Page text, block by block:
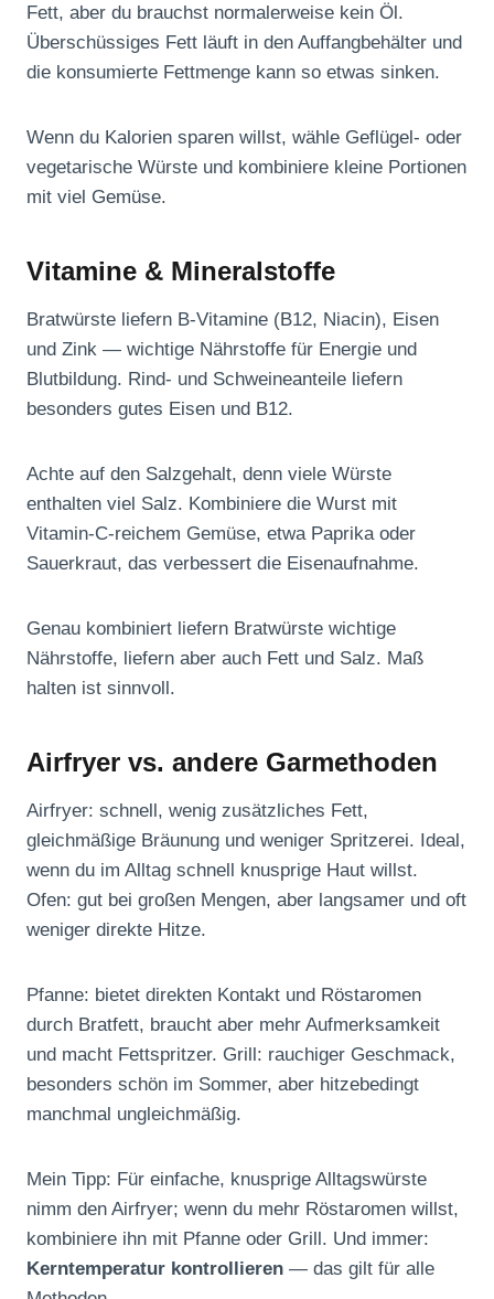
Fett, aber du brauchst normalerweise kein Öl.
Überschüssiges Fett läuft in den Auffangbehälter und
die konsumierte Fettmenge kann so etwas sinken.
Wenn du Kalorien sparen willst, wähle Geflügel- oder
vegetarische Würste und kombiniere kleine Portionen
mit viel Gemüse.
Vitamine & Mineralstoffe
Bratwürste liefern B-Vitamine (B12, Niacin), Eisen
und Zink — wichtige Nährstoffe für Energie und
Blutbildung. Rind- und Schweineanteile liefern
besonders gutes Eisen und B12.
Achte auf den Salzgehalt, denn viele Würste
enthalten viel Salz. Kombiniere die Wurst mit
Vitamin-C-reichem Gemüse, etwa Paprika oder
Sauerkraut, das verbessert die Eisenaufnahme.
Genau kombiniert liefern Bratwürste wichtige
Nährstoffe, liefern aber auch Fett und Salz. Maß
halten ist sinnvoll.
Airfryer vs. andere Garmethoden
Airfryer: schnell, wenig zusätzliches Fett,
gleichmäßige Bräunung und weniger Spritzerei. Ideal,
wenn du im Alltag schnell knusprige Haut willst.
Ofen: gut bei großen Mengen, aber langsamer und oft
weniger direkte Hitze.
Pfanne: bietet direkten Kontakt und Röstaromen
durch Bratfett, braucht aber mehr Aufmerksamkeit
und macht Fettspritzer. Grill: rauchiger Geschmack,
besonders schön im Sommer, aber hitzebedingt
manchmal ungleichmäßig.
Mein Tipp: Für einfache, knusprige Alltagswürste
nimm den Airfryer; wenn du mehr Röstaromen willst,
kombiniere ihn mit Pfanne oder Grill. Und immer:
Kerntemperatur kontrollieren — das gilt für alle